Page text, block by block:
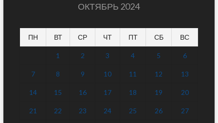
ОКТЯБРЬ 2024
ПН ВТ СР ЧТ ПТ СБ ВС
1 2 3 4 5 6
7 8 9 10 11 12 13
14 15 16 17 18 19 20
21 22 23 24 25 26 27